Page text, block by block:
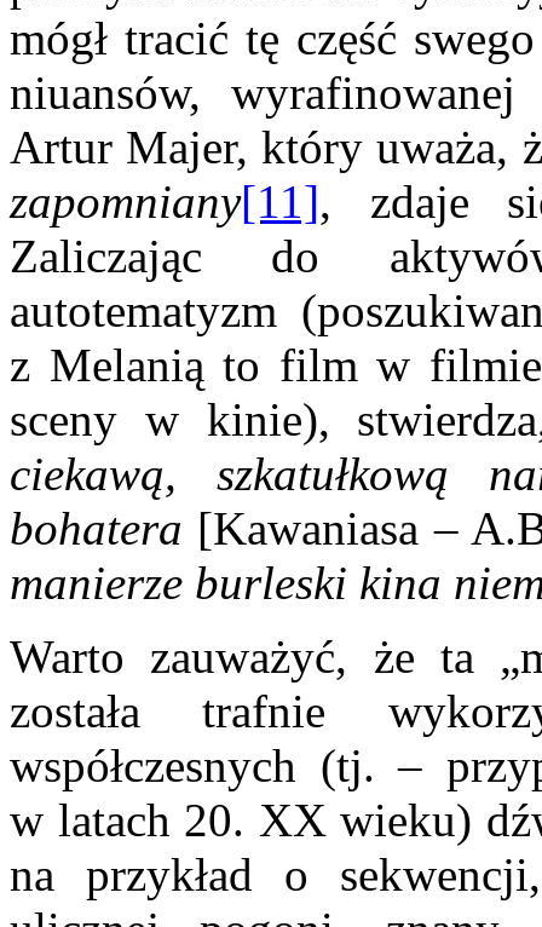
mógł tracić tę część
niuansów,
Artur Majer, który uważa,
zapomniany[11], zdaje
Zaliczając do
autotematyzm
z Melanią to film w
sceny w kinie),
ciekawą, szkatułkową
bohatera [Kawaniasa –
manierze burleski kina
Warto zauważyć, że ta
została trafnie
współczesnych (tj. –
w latach 20. XX wieku)
na przykład o